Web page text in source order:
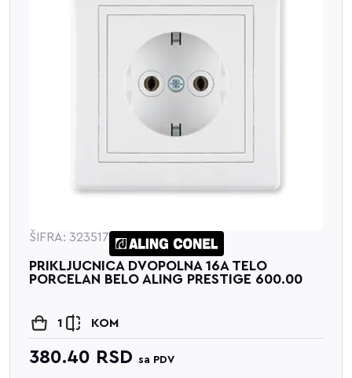
ŠIFRA: 323517
PRIKLJUCNICA DVOPOLNA 16A TELO
PORCELAN BELO ALING PRESTIGE 600.00
1 KOM
380.40 RSD sa PDV